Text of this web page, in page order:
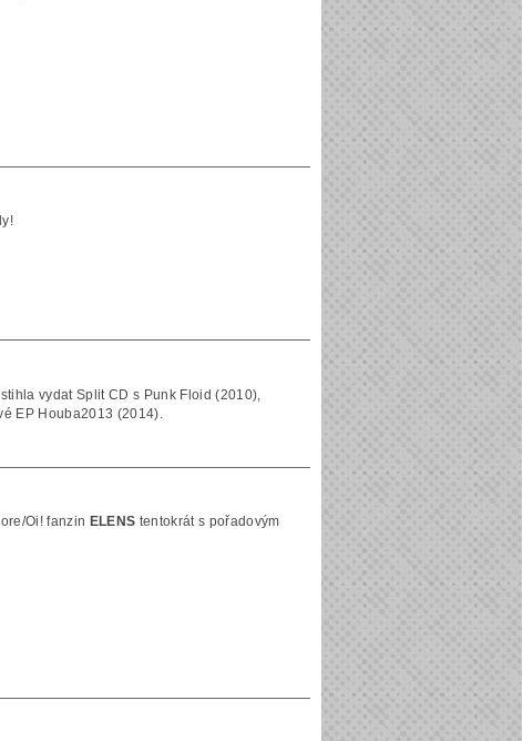
vydat Split CD s Punk Floid (2010),
EP Houba2013 (2014).
Oi! fanzin ELENS tentokrát s pořadovým